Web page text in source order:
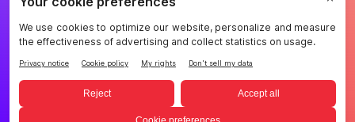
EnglishGermanFrenchSpanishPortuguese